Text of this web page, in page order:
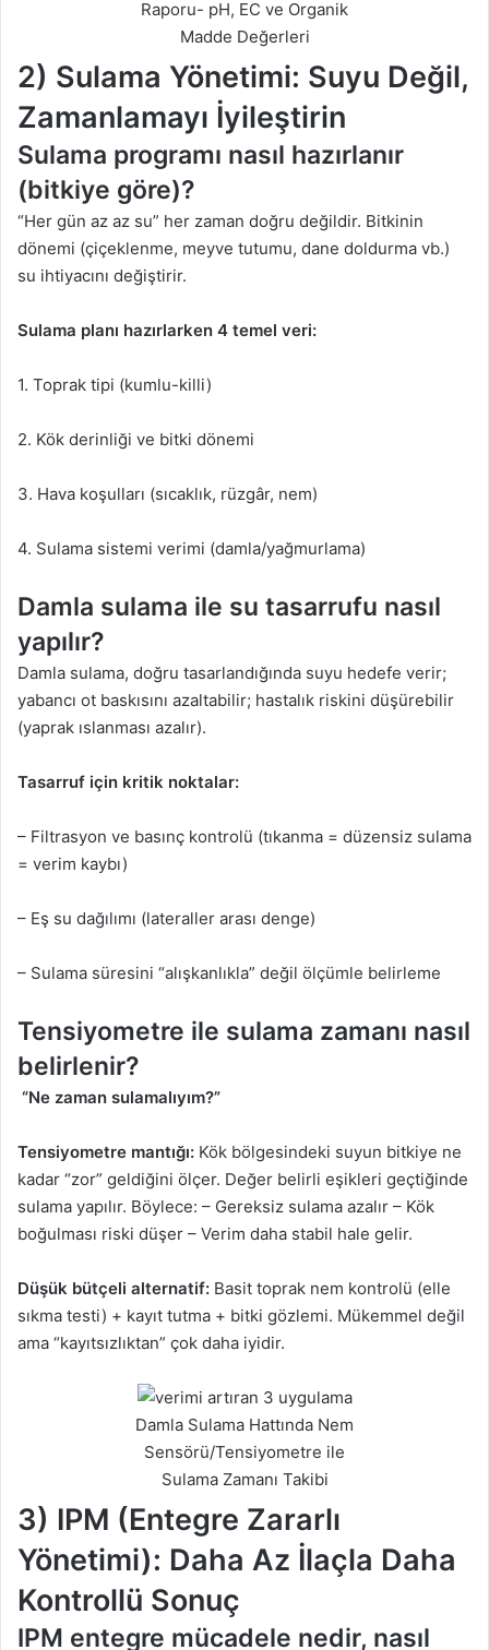
Raporu- pH, EC ve Organik
Madde Değerleri
2) Sulama Yönetimi: Suyu Değil,
Zamanlamayı İyileştirin
Sulama programı nasıl hazırlanır
(bitkiye göre)?
“Her gün az az su” her zaman doğru değildir. Bitkinin
dönemi (çiçeklenme, meyve tutumu, dane doldurma vb.)
su ihtiyacını değiştirir.
Sulama planı hazırlarken 4 temel veri:
1. Toprak tipi (kumlu-killi)
2. Kök derinliği ve bitki dönemi
3. Hava koşulları (sıcaklık, rüzgâr, nem)
4. Sulama sistemi verimi (damla/yağmurlama)
Damla sulama ile su tasarrufu nasıl
yapılır?
Damla sulama, doğru tasarlandığında suyu hedefe verir;
yabancı ot baskısını azaltabilir; hastalık riskini düşürebilir
(yaprak ıslanması azalır).
Tasarruf için kritik noktalar:
– Filtrasyon ve basınç kontrolü (tıkanma = düzensiz sulama
= verim kaybı)
– Eş su dağılımı (lateraller arası denge)
– Sulama süresini “alışkanlıkla” değil ölçümle belirleme
Tensiyometre ile sulama zamanı nasıl
belirlenir?
“Ne zaman sulamalıyım?”
Tensiyometre mantığı: Kök bölgesindeki suyun bitkiye ne
kadar “zor” geldiğini ölçer. Değer belirli eşikleri geçtiğinde
sulama yapılır. Böylece: – Gereksiz sulama azalır – Kök
boğulması riski düşer – Verim daha stabil hale gelir.
Düşük bütçeli alternatif: Basit toprak nem kontrolü (elle
sıkma testi) + kayıt tutma + bitki gözlemi. Mükemmel değil
ama “kayıtsızlıktan” çok daha iyidir.
Damla Sulama Hattında Nem
Sensörü/Tensiyometre ile
Sulama Zamanı Takibi
3) IPM (Entegre Zararlı
Yönetimi): Daha Az İlaçla Daha
Kontrollü Sonuç
IPM entegre mücadele nedir, nasıl